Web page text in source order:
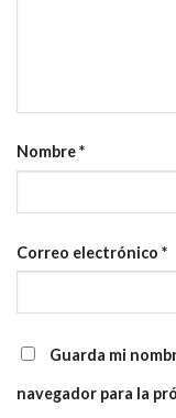
Nombre*
Correo electrónico *
Guarda mi
navegador para la